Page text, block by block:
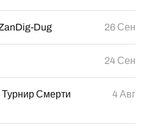
Dug 26 Сен
24 Сен
Турнир Смерти
4 Авг